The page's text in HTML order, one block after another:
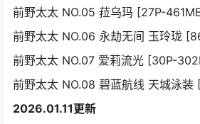
前野太太 NO.05 菈乌玛 [27P-
前野太太 NO.06 永劫无间 玉玲珑
前野太太 NO.07 爱莉流光 [30P-
前野太太 NO.08 碧蓝航线 天城泳装
2026.01.11更新